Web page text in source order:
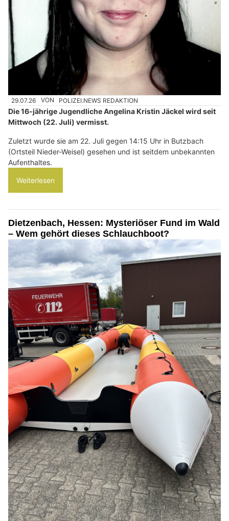
29.07.26 VON POLIZEI.NEWS REDAKTION
Die 16-jährige Jugendliche Angelina Kristin Jäckel wird seit
Mittwoch (22. Juli) vermisst.
Zuletzt wurde sie am 22. Juli gegen 14:15 Uhr in Butzbach
(Ortsteil Nieder-Weisel) gesehen und ist seitdem unbekannten
Aufenthaltes.
Weiterlesen
Dietzenbach, Hessen: Mysteriöser Fund im Wald
– Wem gehört dieses Schlauchboot?